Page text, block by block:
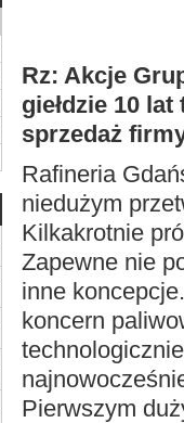
Rz: Akcje
giełdzie 10
sprzedaż
Rafineria
niedużym
Kilkakrotnie
Zapewne nie
inne
koncern
Pierwszym